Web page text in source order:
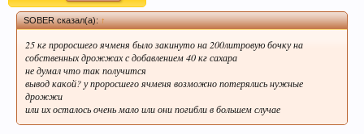
Пиво может оказать положительное действие
при сердечно-сосудистых заболеваниях и
служить средством их профилактики
SOBER сказал(а):↑
25 кг проросшего ячменя было закинуто на 200литровую бочку на
собственных дрожжах с добавлением 40 кг сахара
не думал что так получится
вывод какой? у проросшего ячменя возможно потерялись нужные
дрожжи
или их осталось очень мало или они погибли в большем случае